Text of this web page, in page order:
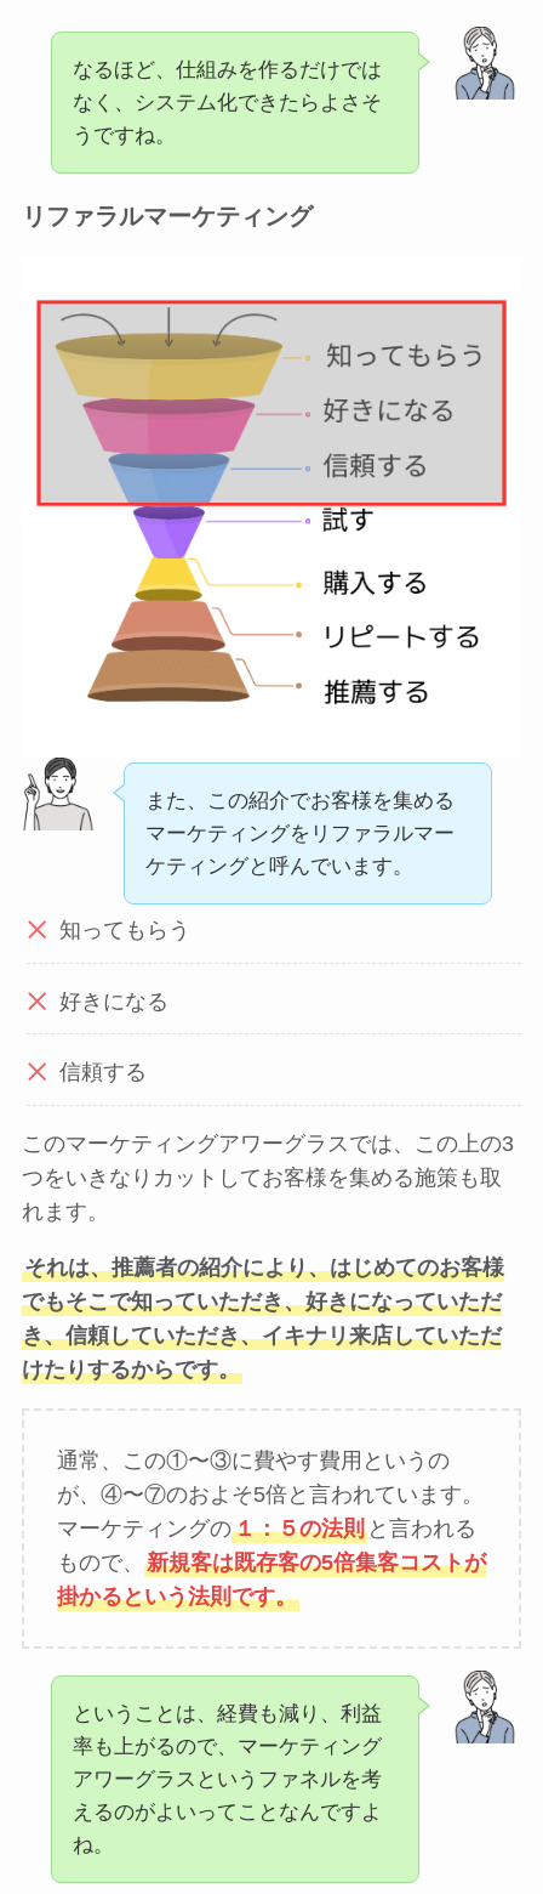
なるほど、仕組みを作るだけでは
なく、システム化できたらよさそ
うですね。
リファラルマーケティング
また、この紹介でお客様を集める
マーケティングをリファラルマー
ケティングと呼んでいます。
知ってもらう
好きになる
信頼する
このマーケティングアワーグラスでは、この上の3
つをいきなりカットしてお客様を集める施策も取
れます。
それは、推薦者の紹介により、はじめてのお客様
でもそこで知っていただき、好きになっていただ
き、信頼していただき、イキナリ来店していただ
けたりするからです。
通常、この①〜③に費やす費用というの
が、④〜⑦のおよそ5倍と言われています。
マーケティングの１：５の法則と言われる
もので、 新規客は既存客の5倍集客コストが
掛かるという法則です。
ということは、経費も減り、利益
率も上がるので、マーケティング
アワーグラスというファネルを考
えるのがよいってことなんですよ
ね。